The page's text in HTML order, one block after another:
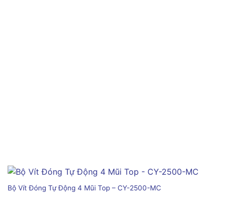
Bộ Vít Đóng Tự Động 4 Mũi Top – CY-2500-MC